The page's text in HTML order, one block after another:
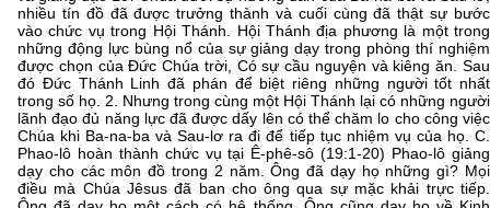
nhiều tín đồ đã được trưởng thành và cuối cùng đã thật sự bước
vào chức vụ trong Hội Thánh. Hội Thánh địa phương là một trong
những động lực bùng nổ của sự giảng dạy trong phòng thí nghiệm
được chọn của Đức Chúa trời, Có sự cầu nguyện và kiêng ăn. Sau
đó Đức Thánh Linh đã phán để biệt riêng những người tốt nhất
trong số họ. 2. Nhưng trong cùng một Hội Thánh lại có những người
lãnh đạo đủ năng lực đã được dấy lên có thể chăm lo cho công việc
Chúa khi Ba-na-ba và Sau-lơ ra đi để tiếp tục nhiệm vụ của họ. C.
Phao-lô hoàn thành chức vụ tại Ê-phê-sô (19:1-20) Phao-lô giảng
dạy cho các môn đồ trong 2 năm. Ông đã dạy họ những gì? Mọi
điều mà Chúa Jêsus đã ban cho ông qua sự mặc khải trực tiếp.